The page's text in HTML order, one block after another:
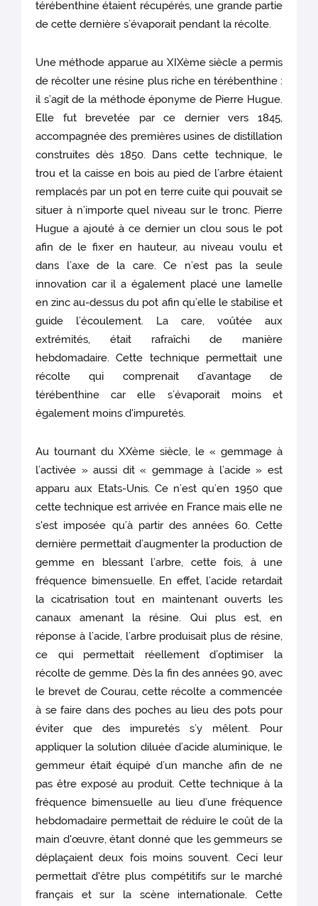
térébenthine étaient récupérés, une grande partie
de cette dernière s’évaporait pendant la récolte.
Une méthode apparue au XIXème siècle a permis
de récolter une résine plus riche en térébenthine :
il s’agit de la méthode éponyme de Pierre Hugue.
Elle fut brevetée par ce dernier vers 1845,
accompagnée des premières usines de distillation
construites dès 1850. Dans cette technique, le
trou et la caisse en bois au pied de l’arbre étaient
remplacés par un pot en terre cuite qui pouvait se
situer à n’importe quel niveau sur le tronc. Pierre
Hugue a ajouté à ce dernier un clou sous le pot
afin de le fixer en hauteur, au niveau voulu et
dans l’axe de la care. Ce n’est pas la seule
innovation car il a également placé une lamelle
en zinc au-dessus du pot afin qu’elle le stabilise et
guide l’écoulement. La care, voûtée aux
extrémités, était rafraîchi de manière
hebdomadaire. Cette technique permettait une
récolte qui comprenait d’avantage de
térébenthine car elle s’évaporait moins et
également moins d'impuretés.
Au tournant du XXème siècle, le « gemmage à
l’activée » aussi dit « gemmage à l’acide » est
apparu aux Etats-Unis. Ce n’est qu’en 1950 que
cette technique est arrivée en France mais elle ne
s'est imposée qu’à partir des années 60. Cette
dernière permettait d’augmenter la production de
gemme en blessant l’arbre, cette fois, à une
fréquence bimensuelle. En effet, l’acide retardait
la cicatrisation tout en maintenant ouverts les
canaux amenant la résine. Qui plus est, en
réponse à l’acide, l’arbre produisait plus de résine,
ce qui permettait réellement d’optimiser la
récolte de gemme. Dès la fin des années 90, avec
le brevet de Courau, cette récolte a commencée
à se faire dans des poches au lieu des pots pour
éviter que des impuretés s’y mêlent. Pour
appliquer la solution diluée d’acide aluminique, le
gemmeur était équipé d’un manche afin de ne
pas être exposé au produit. Cette technique à la
fréquence bimensuelle au lieu d’une fréquence
hebdomadaire permettait de réduire le coût de la
main d'œuvre, étant donné que les gemmeurs se
déplaçaient deux fois moins souvent. Ceci leur
permettait d'être plus compétitifs sur le marché
français et sur la scène internationale. Cette